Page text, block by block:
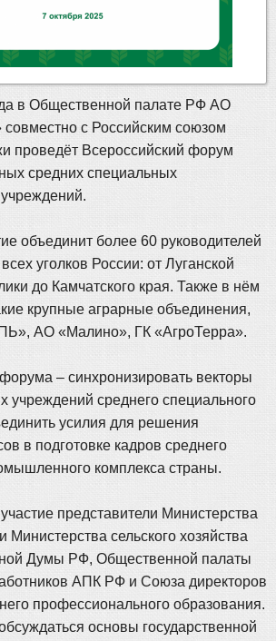
в Общественной палате РФ АО
совместно с Российским союзом
проведёт Всероссийский форум
средних специальных
объединит более 60 руководителей
уголков России: от Луганской
до Камчатского края. Также в нём
крупные аграрные объединения,
АО «Малино», ГК «АгроТерра».
– синхронизировать векторы
учреждений среднего специального
усилия для решения
в подготовке кадров среднего
комплекса страны.
представители Министерства
сельского хозяйства
Думы РФ, Общественной палаты
АПК РФ и Союза директоров
профессионального образования.
основы государственной